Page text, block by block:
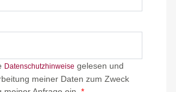
Datenschutzhinweise gelesen und
meiner Daten zum Zweck